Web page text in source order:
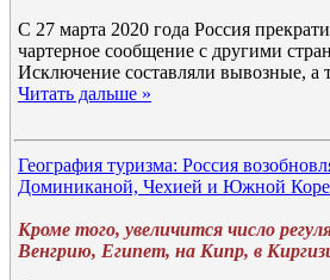
С 27 марта 2020 года Россия
чартерное сообщение с другими
Исключение составляли вывозные, а
Читать дальше »
География туризма: Россия
Доминиканой, Чехией и Южной
Кроме того, увеличится число
Венгрию, Египет, на Кипр, в